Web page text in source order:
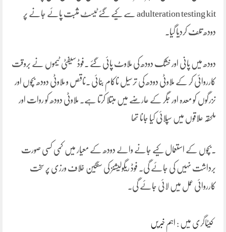
adulteration testing kit سے کیے گئے ٹیسٹ مثبت پائے جانے پر
دودھ تلف کردیا گیا۔
دودھ میں پانی اور خشک دودھ کی ملاوٹ پائی گئے ۔فوڈ سیفٹی ٹیموں نے بروقت
کارروائی کر کے ملاوٹی دودھ کی ترسیل ناکام بنائی ۔ناقص و ملاوٹی دودھ بچوں اور
ںزرگوں کو معدہ اور جگر کے عارضے میں مبتلا کرتا ہے۔ ملاوٹی دودھ کو روات اور
ملحقہ علاقوں میں سپلائی کیا جانا تھا
۔بچوں کے استعمال کیے جانے والے دودھ کے معیار میں کمی کسی صورت
برداشت نہیں کی جائے گی۔ فوڈ ریگولیشنز کی سنگین خلاف ورزی پر سخت
کارروائی عمل میں لائی جائے گی۔
کیٹاگری میں : اہم خبریں